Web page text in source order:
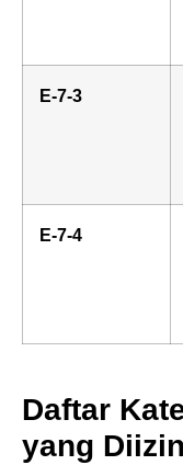
E-7-3
E-7-4
Daftar
yang